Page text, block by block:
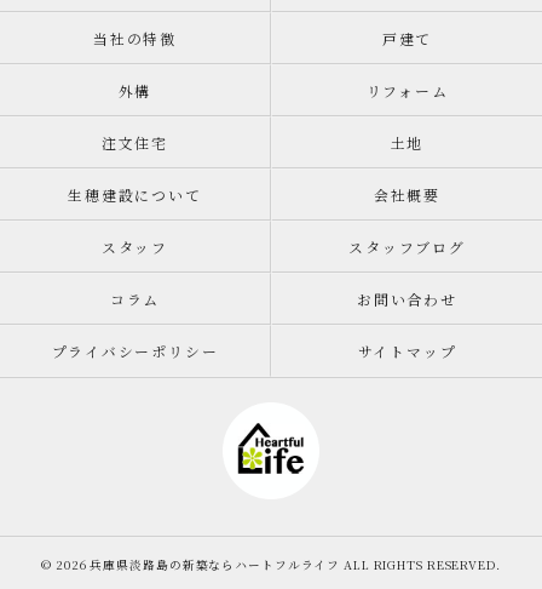
当社の特徴 戸建て
外構 リフォーム
注文住宅 土地
生穂建設について 会社概要
スタッフ スタッフブログ
コラム お問い合わせ
プライバシーポリシー サイトマップ
© 2026 兵庫県淡路島の新築ならハートフルライフ ALL RIGHTS RESERVED.